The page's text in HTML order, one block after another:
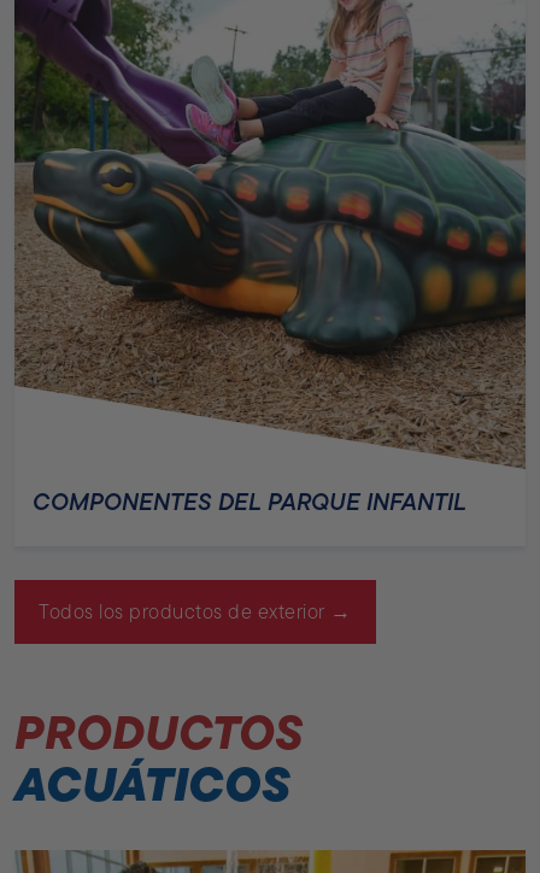
COMPONENTES DEL PARQUE INFANTIL
Todos los productos de exterior →
PRODUCTOS
ACUÁTICOS